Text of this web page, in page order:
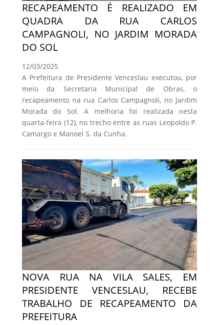
RECAPEAMENTO É REALIZADO EM
QUADRA DA RUA CARLOS
CAMPAGNOLI, NO JARDIM MORADA
DO SOL
12/03/2025
A Prefeitura de Presidente Venceslau executou, por
meio da Secretaria Municipal de Obras, o
recapeamento na rua Carlos Campagnoli, no Jardim
Morada do Sol. A melhoria foi realizada nesta
quarta-feira (12), no trecho entre as ruas Leopoldo P.
Camargo e Manoel S. da Cunha.
NOVA RUA NA VILA SALES, EM
PRESIDENTE VENCESLAU, RECEBE
TRABALHO DE RECAPEAMENTO DA
PREFEITURA